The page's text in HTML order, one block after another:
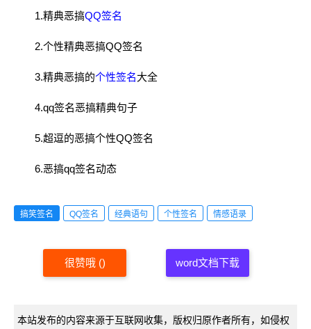
1.精典恶搞QQ签名
2.个性精典恶搞QQ签名
3.精典恶搞的个性签名大全
4.qq签名恶搞精典句子
5.超逗的恶搞个性QQ签名
6.恶搞qq签名动态
搞笑签名 QQ签名 经典语句 个性签名 情感语录
很赞哦 () word文档下载
本站发布的内容来源于互联网收集，版权归原作者所有，如侵权